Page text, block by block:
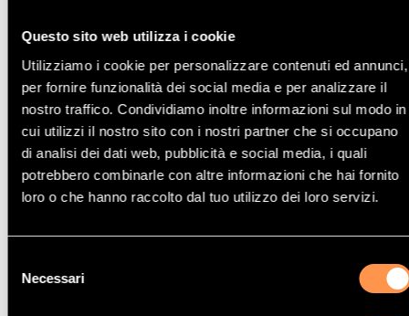
Questo sito web utilizza i cookie
Utilizziamo i cookie per personalizzare contenuti ed annunci,
per fornire funzionalità dei social media e per analizzare il
nostro traffico. Condividiamo inoltre informazioni sul modo in
cui utilizzi il nostro sito con i nostri partner che si occupano
di analisi dei dati web, pubblicità e social media, i quali
potrebbero combinarle con altre informazioni che hai fornito
loro o che hanno raccolto dal tuo utilizzo dei loro servizi.
delNecessari
DLHA, DKNA
7/18>
Altri modelli di Catalizzatore Audi
Catalizzatore Audi A6 Quattro